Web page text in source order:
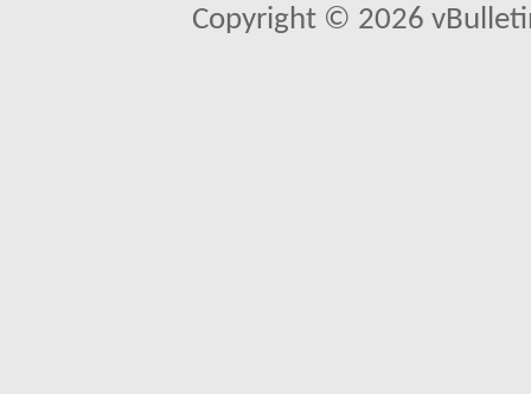
Copyright © 2026